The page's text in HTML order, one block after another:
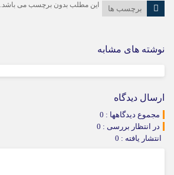
برچسب ها این مطلب بدون برچسب می باشد.
نوشته های مشابه
ارسال دیدگاه
مجموع دیدگاهها : 0
در انتظار بررسی : 0
انتشار یافته : 0